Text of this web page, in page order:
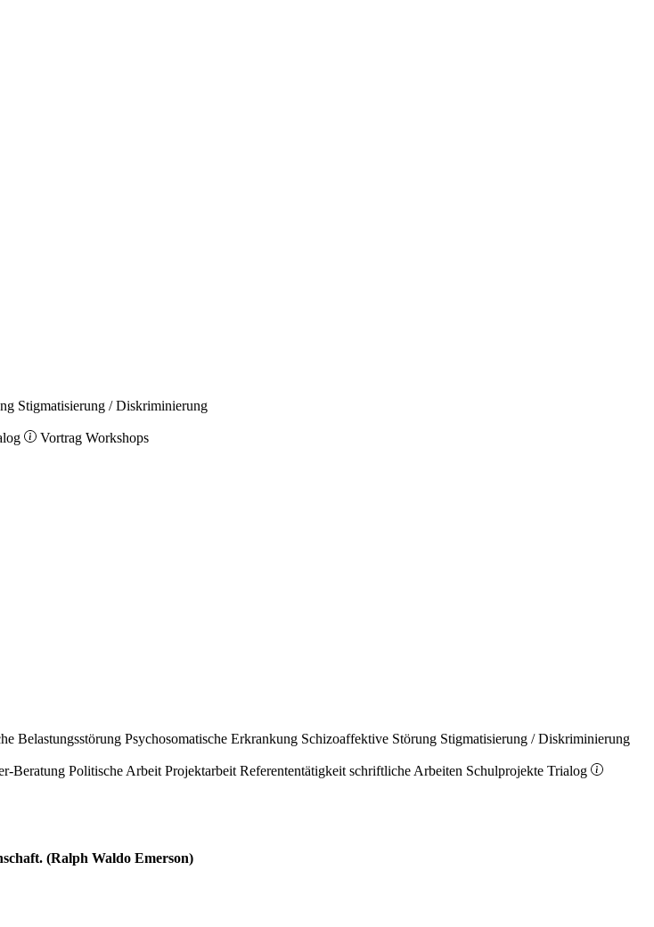
Stigmatisierung / Diskriminierung
Vortrag Workshops
Belastungsstörung Psychosomatische Erkrankung Schizoaffektive Störung Stigmatisierung / Diskriminierung
Beratung Politische Arbeit Projektarbeit Referententätigkeit schriftliche Arbeiten Schulprojekte Trialog
(Ralph Waldo Emerson)